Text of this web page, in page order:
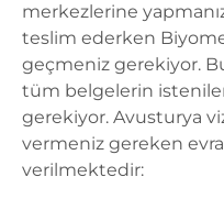
merkezlerine
teslim ederken
geçmeniz gerekiyor.
tüm belgelerin
gerekiyor. Avusturya
vermeniz gereken
verilmektedir: